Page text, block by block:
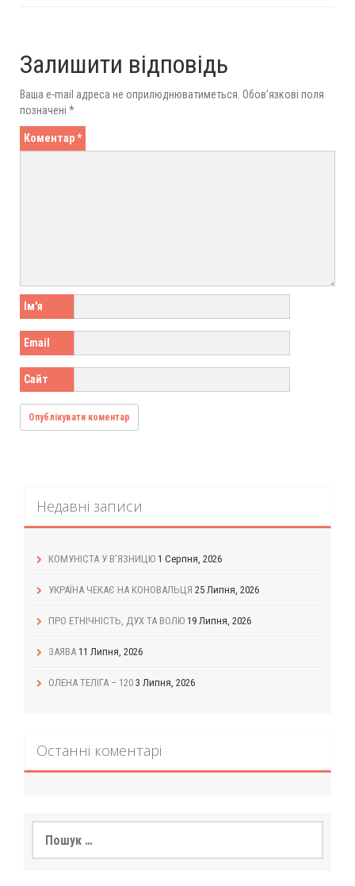
Залишити відповідь
Ваша e-mail адреса не оприлюднюватиметься. Обов’язкові поля
позначені *
Коментар*
Ім'я
Email
Сайт
Недавні записи
КОМУНІСТА У В’ЯЗНИЦЮ 1 Серпня, 2026
УКРАЇНА ЧЕКАЄ НА КОНОВАЛЬЦЯ 25 Липня, 2026
ПРО ЕТНІЧНІСТЬ, ДУХ ТА ВОЛЮ 19 Липня, 2026
ЗАЯВА 11 Липня, 2026
ОЛЕНА ТЕЛІГА – 120 3 Липня, 2026
Останні коментарі